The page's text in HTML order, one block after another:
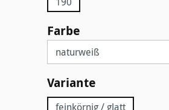
Farbe
Variante
feinkörnig / glatt